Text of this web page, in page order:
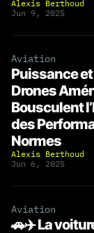
Alexis Berthoud
Jun 9, 2025
Aviation
Puissance
Drones
Bousculent
des
Normes
Alexis Berthoud
Jun 6, 2025
Aviation
🚗✈️ La